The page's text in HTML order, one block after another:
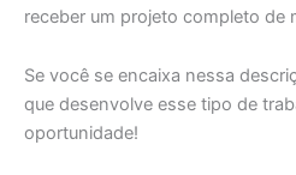
receber um projeto completo de
Se você se encaixa nessa
que desenvolve esse tipo de
oportunidade!
WPL